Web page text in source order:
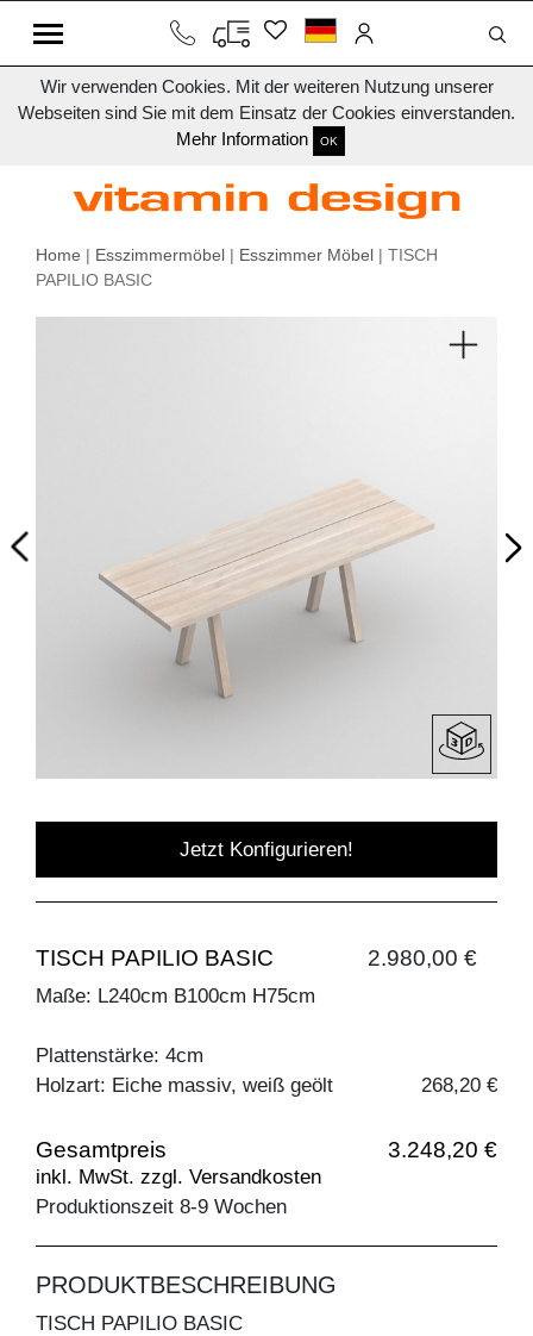
Wir verwenden Cookies. Mit der weiteren Nutzung unserer
Webseiten sind Sie mit dem Einsatz der Cookies einverstanden.
Mehr Information
OK
Home | Esszimmermöbel | Esszimmer Möbel | TISCH
PAPILIO BASIC
Jetzt Konfigurieren!
TISCH PAPILIO BASIC 2.980,00 €
Maße: L240cm B100cm H75cm
Plattenstärke: 4cm
Holzart: Eiche massiv, weiß geölt
268,20 €
Gesamtpreis 3.248,20 €
inkl. MwSt. zzgl. Versandkosten
Produktionszeit 8-9 Wochen
PRODUKTBESCHREIBUNG
TISCH PAPILIO BASIC